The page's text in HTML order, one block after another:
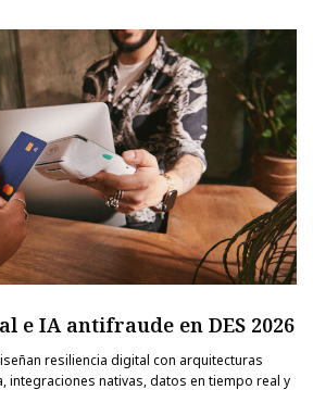
e IA antifraude en DES 2026
resiliencia digital con arquitecturas
integraciones nativas, datos en tiempo real y